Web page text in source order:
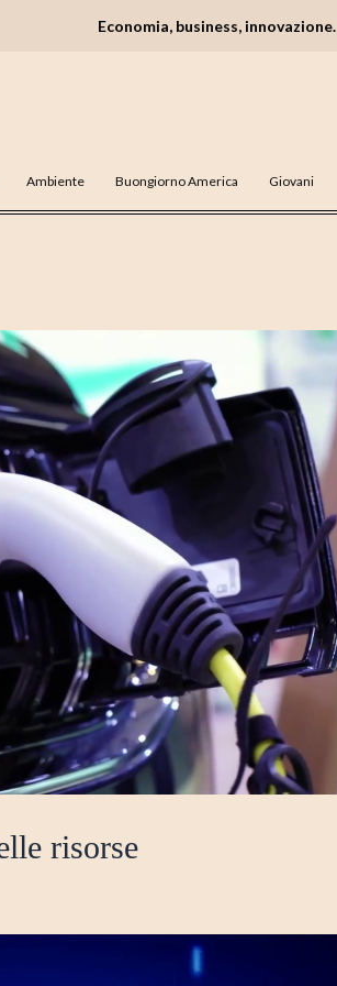
Economia, business, innovazione.
Ambiente Buongiorno America Giovani
risorse